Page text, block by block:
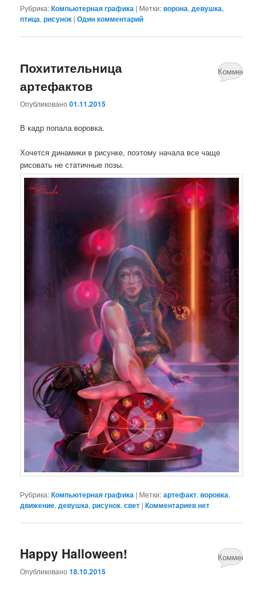
Рубрика:Компьютерная графика | Метки:ворона,девушка,
птица,рисунок |Один комментарий
Похитительница
артефактов
Опубликовано01.11.2015
В кадр попала воровка.
Хочется динамики в рисунке, поэтому начала все чаще
рисовать не статичные позы.
Рубрика:Компьютерная графика | Метки:артефакт,воровка,
движение,девушка,рисунок,свет |Комментариев нет
Happy Halloween!
Опубликовано18.10.2015